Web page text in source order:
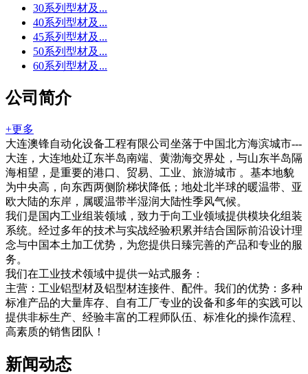
30系列型材及...
40系列型材及...
45系列型材及...
50系列型材及...
60系列型材及...
公司简介
+更多
大连澳锋自动化设备工程有限公司坐落于中国北方海滨城市---
大连，大连地处辽东半岛南端、黄渤海交界处，与山东半岛隔
海相望，是重要的港口、贸易、工业、旅游城市 。基本地貌
为中央高，向东西两侧阶梯状降低；地处北半球的暖温带、亚
欧大陆的东岸，属暖温带半湿润大陆性季风气候。
我们是国内工业组装领域，致力于向工业领域提供模块化组装
系统。经过多年的技术与实战经验积累并结合国际前沿设计理
念与中国本土加工优势，为您提供日臻完善的产品和专业的服
务。
我们在工业技术领域中提供一站式服务：
主营：工业铝型材及铝型材连接件、配件。我们的优势：多种
标准产品的大量库存、自有工厂专业的设备和多年的实践可以
提供非标生产、经验丰富的工程师队伍、标准化的操作流程、
高素质的销售团队！
新闻动态